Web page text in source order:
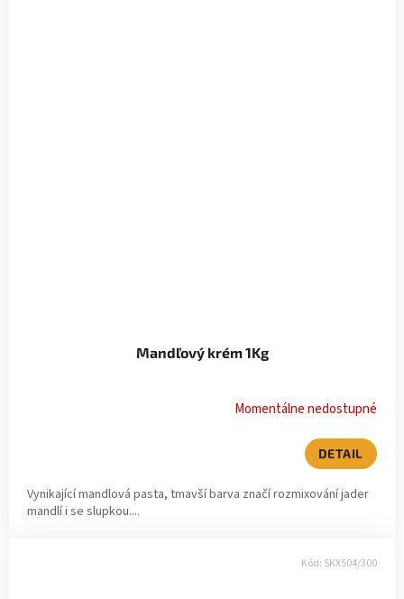
Mandľový krém 1Kg
Momentálne nedostupné
DETAIL
Vynikající mandlová pasta, tmavší barva značí rozmixování jader
mandlí i se slupkou....
Kód: SKX504/300